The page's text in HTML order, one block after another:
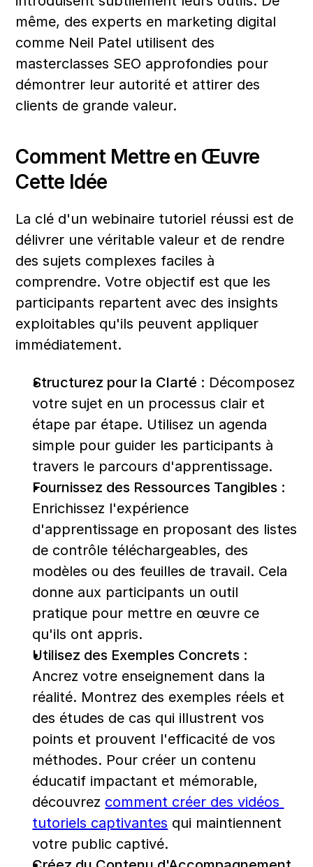
même, des experts en marketing digital
comme Neil Patel utilisent des
masterclasses SEO approfondies pour
démontrer leur autorité et attirer des
clients de grande valeur.
Comment Mettre en Œuvre
Cette Idée
La clé d'un webinaire tutoriel réussi est de
délivrer une véritable valeur et de rendre
des sujets complexes faciles à
comprendre. Votre objectif est que les
participants repartent avec des insights
exploitables qu'ils peuvent appliquer
immédiatement.
Structurez pour la Clarté : Décomposez
votre sujet en un processus clair et
étape par étape. Utilisez un agenda
simple pour guider les participants à
travers le parcours d'apprentissage.
Fournissez des Ressources Tangibles :
Enrichissez l'expérience
d'apprentissage en proposant des listes
de contrôle téléchargeables, des
modèles ou des feuilles de travail. Cela
donne aux participants un outil
pratique pour mettre en œuvre ce
qu'ils ont appris.
Utilisez des Exemples Concrets :
Ancrez votre enseignement dans la
réalité. Montrez des exemples réels et
des études de cas qui illustrent vos
points et prouvent l'efficacité de vos
méthodes. Pour créer un contenu
éducatif impactant et mémorable,
découvrez comment créer des vidéos
tutoriels captivantes qui maintiennent
votre public captivé.